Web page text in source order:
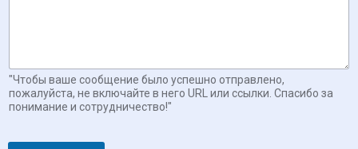
"Чтобы ваше сообщение было успешно отправлено,
пожалуйста, не включайте в него URL или ссылки. Спасибо за
понимание и сотрудничество!"